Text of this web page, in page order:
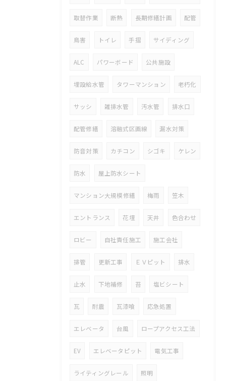
取替作業 断熱 長期修繕計画 配管
鳥害 トイレ 手摺 サイディング
ALC パワーボード 公共施設
埋設給水管 タワーマンション 老朽化
サッシ 雑排水管 汚水管 排水口
配管修繕 溶融式区画線 漏水対策
防音対策 カチコン シゴキ ケレン
防水 屋上防水シート
マンション大規模修繕 梅雨 笠木
エントランス 花壇 天井 色合わせ
ロビー 自社責任施工 施工会社
排管 更新工事 ＥＶピット 排水
止水 下地補修 苔 塩ビシート
瓦 耐震 瓦漆喰 応急処置
エレベータ 台風 ロープアクセス工法
EV エレベータピット 電気工事
ライティングレール 照明